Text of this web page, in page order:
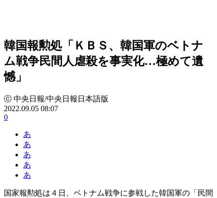
韓国報勲処「ＫＢＳ、韓国軍のベトナ
ム戦争民間人虐殺を事実化…極めて遺
憾」
ⓒ 中央日報/中央日報日本語版
2022.09.05 08:07
0
あ
あ
あ
あ
あ
国家報勲処は４日、ベトナム戦争に参戦した韓国軍の「民間